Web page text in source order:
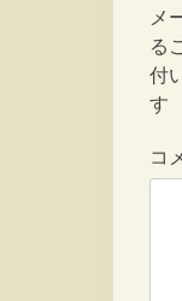
メ
る
付
す
コ